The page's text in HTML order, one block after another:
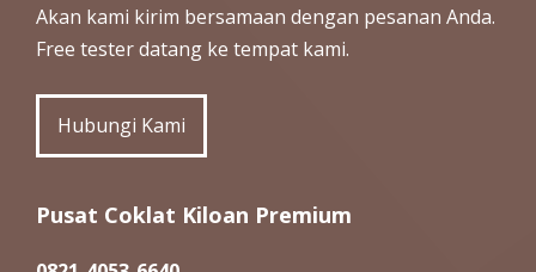
Akan kami kirim bersamaan dengan pesanan Anda.
Free tester datang ke tempat kami.
Hubungi Kami
Pusat Coklat Kiloan Premium